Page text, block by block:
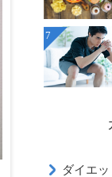
ダイエ